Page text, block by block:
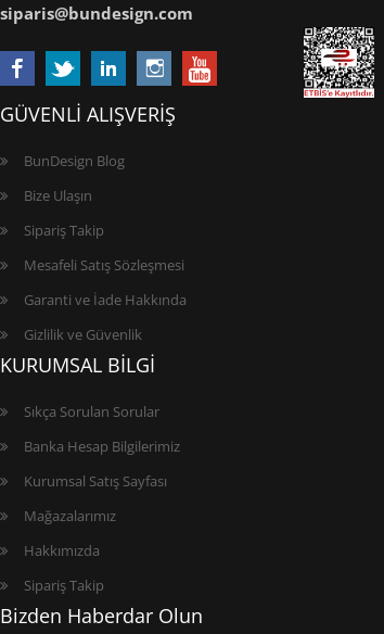
siparis@bundesign.com
GÜVENLİ ALIŞVERİŞ
BunDesign Blog
Bize Ulaşın
Sipariş Takip
Mesafeli Satış Sözleşmesi
Garanti ve İade Hakkında
Gizlilik ve Güvenlik
KURUMSAL BİLGİ
Sıkça Sorulan Sorular
Banka Hesap Bilgilerimiz
Kurumsal Satış Sayfası
Mağazalarımız
Hakkımızda
Sipariş Takip
Bizden Haberdar Olun